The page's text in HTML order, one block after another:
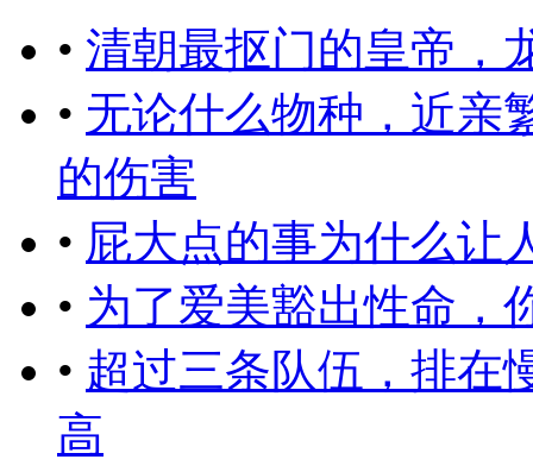
• 清朝最抠门的皇帝，
• 无论什么物种，近亲
的伤害
• 屁大点的事为什么让
• 为了爱美豁出性命，
• 超过三条队伍，排在
高